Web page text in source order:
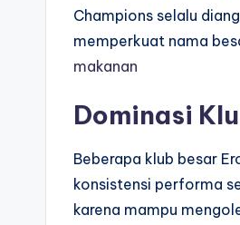
Champions selalu
memperkuat nama
makanan
Dominasi
Beberapa klub besar
konsistensi performa
karena mampu